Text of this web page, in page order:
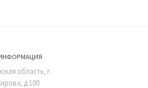
область, г.
д.100